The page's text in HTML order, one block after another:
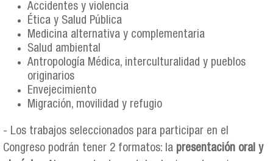
Accidentes y violencia
Ética y Salud Pública
Medicina alternativa y complementaria
Salud ambiental
Antropología Médica, interculturalidad y pueblos
originarios
Envejecimiento
Migración, movilidad y refugio
- Los trabajos seleccionados para participar en el
Congreso podrán tener 2 formatos: la presentación oral y